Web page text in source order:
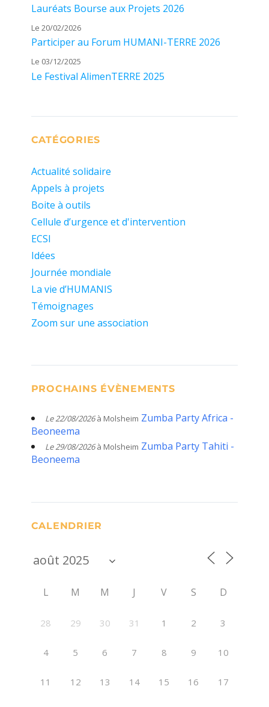
Lauréats Bourse aux Projets 2026
Le 20/02/2026
Participer au Forum HUMANI-TERRE 2026
Le 03/12/2025
Le Festival AlimenTERRE 2025
CATÉGORIES
Actualité solidaire
Appels à projets
Boite à outils
Cellule d’urgence et d'intervention
ECSI
Idées
Journée mondiale
La vie d’HUMANIS
Témoignages
Zoom sur une association
PROCHAINS ÉVÈNEMENTS
Le 22/08/2026à Molsheim Zumba Party Africa -
Beoneema
Le 29/08/2026à Molsheim Zumba Party Tahiti -
Beoneema
CALENDRIER
L M M J V S D
28 29 30 31 1 2 3
4 5 6 7 8 9 10
11 12 13 14 15 16 17